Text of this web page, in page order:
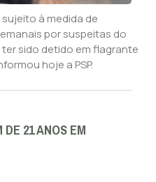
à medida de
por suspeitas do
sido detido em flagrante
hoje a PSP.
21 ANOS EM